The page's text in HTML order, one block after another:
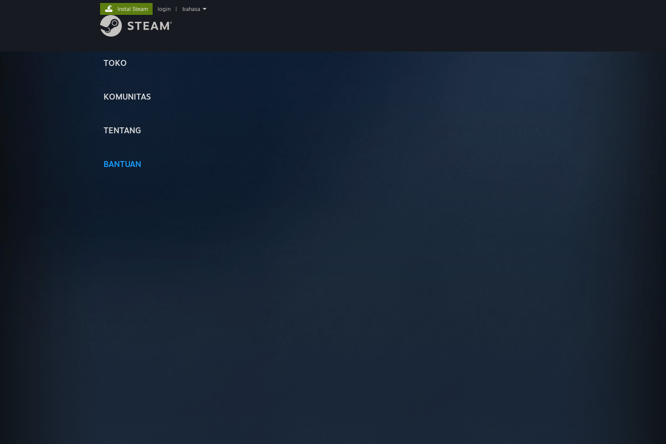
TOKO
KOMUNITAS
TENTANG
BANTUAN
Instal Steam login bahasa